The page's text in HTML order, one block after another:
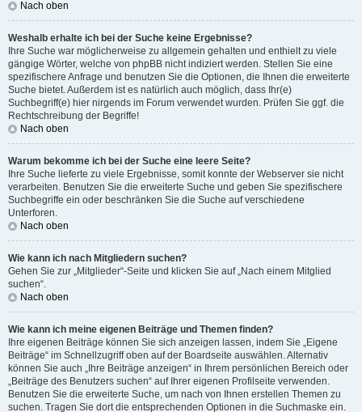
Nach oben
Weshalb erhalte ich bei der Suche keine Ergebnisse?
Ihre Suche war möglicherweise zu allgemein gehalten und enthielt zu viele
gängige Wörter, welche von phpBB nicht indiziert werden. Stellen Sie eine
spezifischere Anfrage und benutzen Sie die Optionen, die Ihnen die erweiterte
Suche bietet. Außerdem ist es natürlich auch möglich, dass Ihr(e)
Suchbegriff(e) hier nirgends im Forum verwendet wurden. Prüfen Sie ggf. die
Rechtschreibung der Begriffe!
Nach oben
Warum bekomme ich bei der Suche eine leere Seite?
Ihre Suche lieferte zu viele Ergebnisse, somit konnte der Webserver sie nicht
verarbeiten. Benutzen Sie die erweiterte Suche und geben Sie spezifischere
Suchbegriffe ein oder beschränken Sie die Suche auf verschiedene
Unterforen.
Nach oben
Wie kann ich nach Mitgliedern suchen?
Gehen Sie zur „Mitglieder“-Seite und klicken Sie auf „Nach einem Mitglied
suchen“.
Nach oben
Wie kann ich meine eigenen Beiträge und Themen finden?
Ihre eigenen Beiträge können Sie sich anzeigen lassen, indem Sie „Eigene
Beiträge“ im Schnellzugriff oben auf der Boardseite auswählen. Alternativ
können Sie auch „Ihre Beiträge anzeigen“ in Ihrem persönlichen Bereich oder
„Beiträge des Benutzers suchen“ auf Ihrer eigenen Profilseite verwenden.
Benutzen Sie die erweiterte Suche, um nach von Ihnen erstellen Themen zu
suchen. Tragen Sie dort die entsprechenden Optionen in die Suchmaske ein.